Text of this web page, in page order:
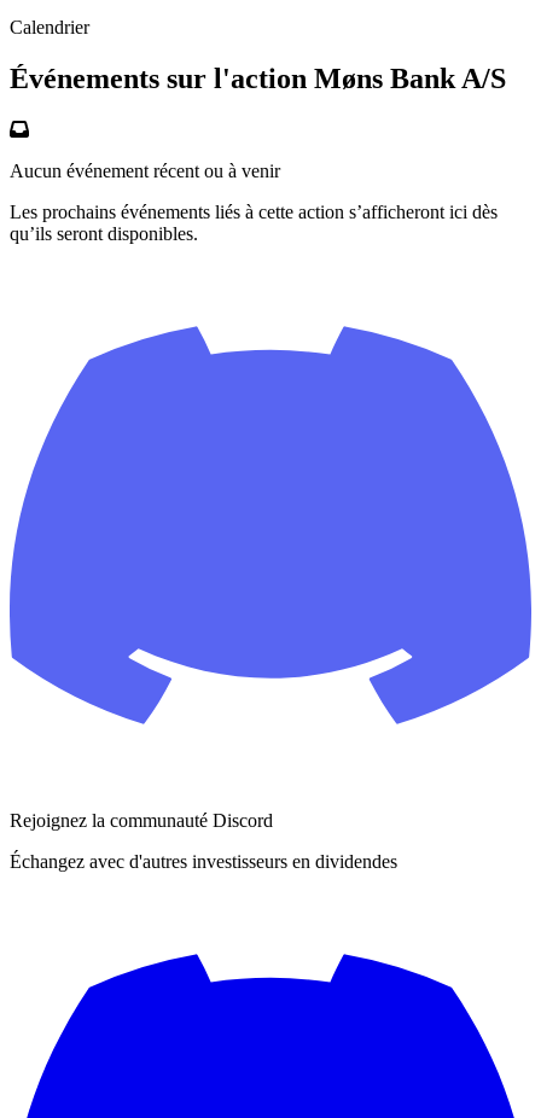
Calendrier
Événements sur l'action Møns Bank A/S
Aucun événement récent ou à venir
Les prochains événements liés à cette action s’afficheront ici dès
qu’ils seront disponibles.
Rejoignez la communauté Discord
Échangez avec d'autres investisseurs en dividendes